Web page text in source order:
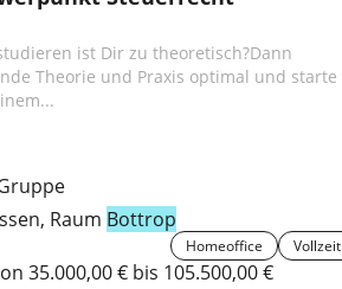
ist Dir zu theoretisch?Dann
Theorie und Praxis optimal und starte
Raum Bottrop
Homeoffice Vollzeit
35.000,00 € bis 105.500,00 €